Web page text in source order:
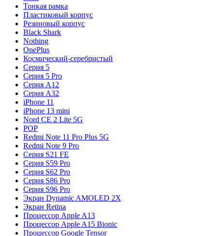
Тонкая рамка
Пластиковый корпус
Резиновый корпус
Black Shark
Nothing
OnePlus
Космический-серебристый
Серия 5
Серия 5 Pro
Серия A12
Серия A32
iPhone 11
iPhone 13 mini
Nord CE 2 Lite 5G
POP
Redmi Note 11 Pro Plus 5G
Redmi Note 9 Pro
Серия S21 FE
Серия S59 Pro
Серия S62 Pro
Серия S86 Pro
Серия S96 Pro
Экран Dynamic AMOLED 2X
Экран Retina
Процессор Apple A13
Процессор Apple A15 Bionic
Процессор Google Tensor